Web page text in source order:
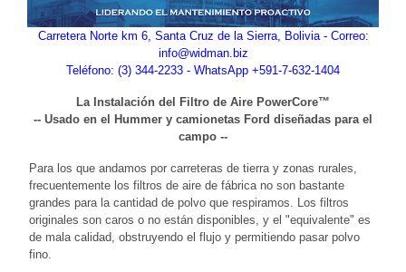
Carretera Norte km 6, Santa Cruz de la Sierra, Bolivia - Correo:
info@widman.biz
Teléfono: (3) 344-2233 - WhatsApp +591-7-632-1404
La Instalación del Filtro de Aire PowerCore™
-- Usado en el Hummer y camionetas Ford diseñadas para el
campo --
Para los que andamos por carreteras de tierra y zonas rurales,
frecuentemente los filtros de aire de fábrica no son bastante
grandes para la cantidad de polvo que respiramos. Los filtros
originales son caros o no están disponibles, y el "equivalente" es
de mala calidad, obstruyendo el flujo y permitiendo pasar polvo
fino.